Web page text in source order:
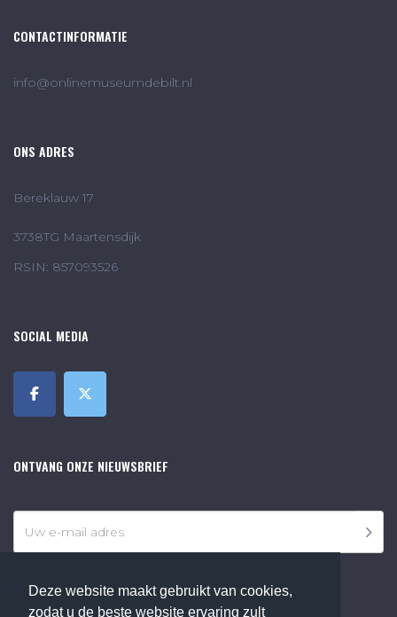
Deze website maakt gebruikt van cookies,
zodat u de beste website ervaring zult
CONTACTINFORMATIE
info@onlinemuseumdebilt.nl
ONS ADRES
Bereklauw 17
3738TG Maartensdijk
RSIN: 857093526
SOCIAL MEDIA
ONTVANG ONZE NIEUWSBRIEF